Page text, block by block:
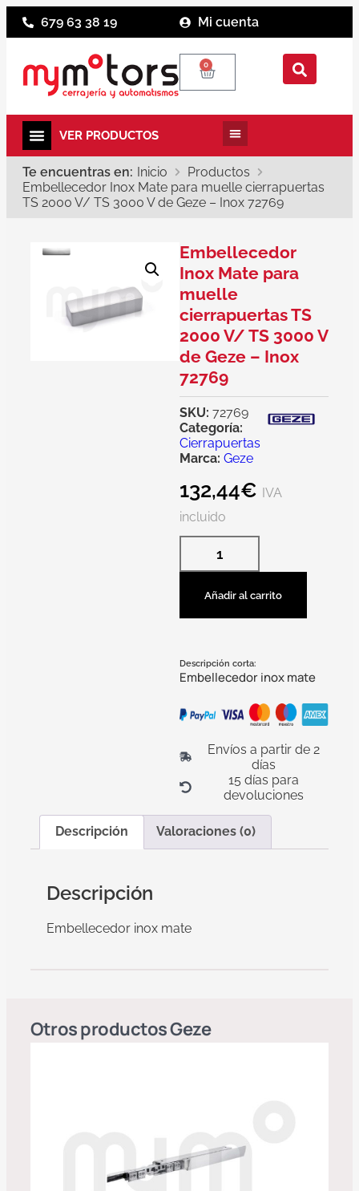
679 63 38 19 Mi cuenta
0
Te encuentras en: Inicio
Productos
Embellecedor Inox Mate para muelle cierrapuertas
TS 2000 V/ TS 3000 V de Geze – Inox 72769
Embellecedor
Inox Mate para
muelle
cierrapuertas TS
2000 V/ TS 3000 V
de Geze – Inox
72769
SKU: 72769
Categoría:
Cierrapuertas
Marca: Geze
132,44€ IVA
incluido
Añadir al carrito
Descripción corta:
Embellecedor inox mate
Envíos a partir de 2
días
15 días para
devoluciones
Descripción Valoraciones (0)
Descripción
Embellecedor inox mate
Otros productosGeze